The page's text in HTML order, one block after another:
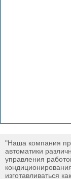
"Наша компания
автоматики
управления
изготавливаться